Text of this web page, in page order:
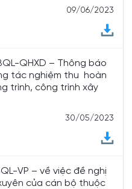
09/06/2023
QHXD – Thông báo
tác nghiệm thu hoàn
trình, công trình xây
30/05/2023
VP – về việc đề nghị
của cán bộ thuộc